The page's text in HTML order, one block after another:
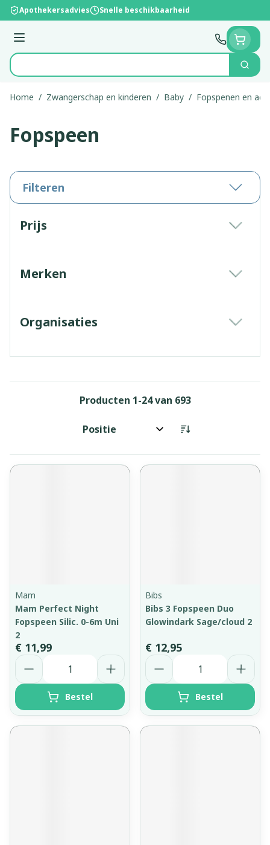
Ga naar de inhoud
Apothekersadvies Snelle beschikbaarheid
Menu
Product, merk, categorie...
Zoek
Home / Zwangerschap en kinderen / Baby / Fopspenen en
Fopspeen
Filteren
Prijs
Merken
Organisaties
Producten 1-24van 693
Sorteer op:
Mam
Mam Perfect Night
Fopspeen Silic. 0-6m Uni
2
€ 11,99
Aantal
Bestel
Bibs
Bibs 3 Fopspeen Duo
Glowindark Sage/cloud 2
€ 12,95
Aantal
Bestel